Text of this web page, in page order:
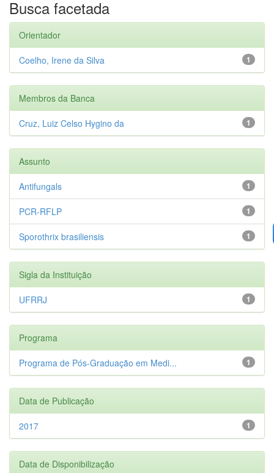
Busca facetada
Orientador
1
Coelho, Irene da Silva
Membros da Banca
1
Cruz, Luiz Celso Hygino da
Assunto
1
Antifungals
1
PCR-RFLP
1
Sporothrix brasiliensis
Sigla da Instituição
1
UFRRJ
Programa
1
Programa de Pós-Graduação em Medi...
Data de Publicação
1
2017
Data de Disponibilização